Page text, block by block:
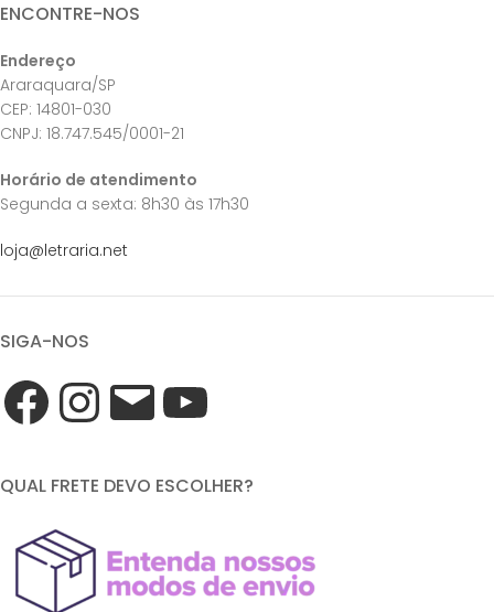
ENCONTRE-NOS
Endereço
Araraquara/SP
CEP: 14801-030
CNPJ: 18.747.545/0001-21
Horário de atendimento
Segunda a sexta: 8h30 às 17h30
loja@letraria.net
SIGA-NOS
QUAL FRETE DEVO ESCOLHER?